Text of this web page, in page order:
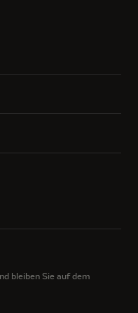
bleiben Sie auf dem